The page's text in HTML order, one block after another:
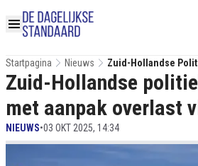
Startpagina Nieuws
Zuid-Hollandse
Overlast
Zuid-Hollandse
met aanpak overlast
NIEUWS•03 OKT 2025, 14:34